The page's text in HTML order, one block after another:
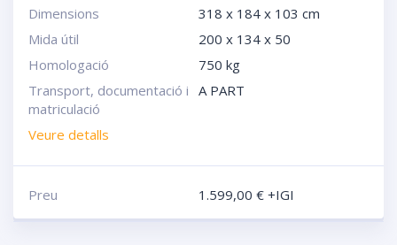
Dimensions
318 x 184 x 103 cm
Mida útil
200 x 134 x 50
Homologació
750 kg
Transport, documentació i
matriculació
A PART
Veure detalls
Preu 1.599,00 € +IGI